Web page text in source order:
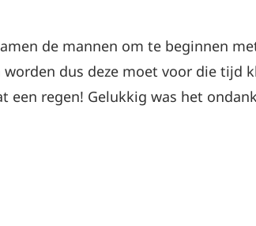
de mannen om te beginnen
dus deze moet voor die tijd
een regen! Gelukkig was het